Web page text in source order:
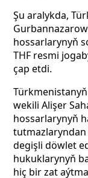
Şu aralykda,
hossarlarynyň
THF resmi
çap etdi.
wekili Alişer
hossarlarynyň
tutmazlaryndan
degişli döwlet
hukuklarynyň
hiç bir zat